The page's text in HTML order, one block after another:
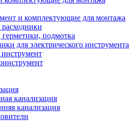
и комплектующие для монтажа
герметики, подмотка
для электрического инструмента
канализация
канализация